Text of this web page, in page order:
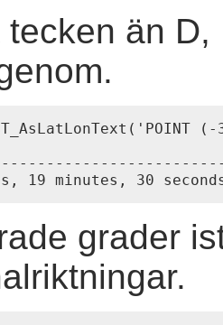
tecken än
grader